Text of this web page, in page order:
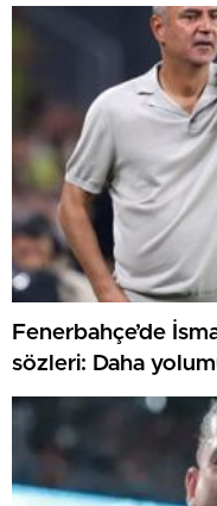
Fenerbahçe’de
sözleri: Daha